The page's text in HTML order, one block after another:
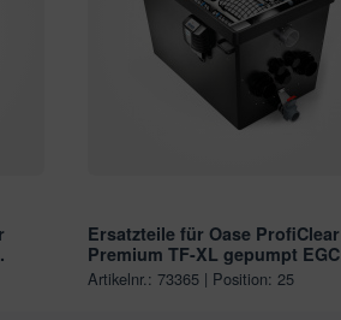
Ersatzteile für Oase ProfiClear
Premium TF-XL gepumpt EGC
Artikelnr.: 73365 | Position: 25